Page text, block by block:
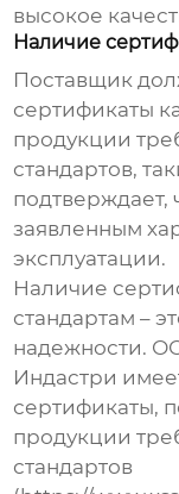
высокое
Наличие
Поставщик
сертификаты
продукции
стандартов,
подтверждает,
заявленным
эксплуатации.
Наличие
стандартам –
надежности.
Индастри
сертификаты,
продукции
стандартов